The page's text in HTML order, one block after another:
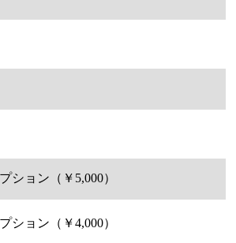
ション（￥5,000）
ション（￥4,000）